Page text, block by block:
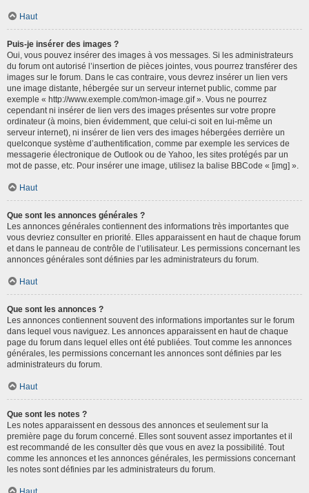
Haut
Puis-je insérer des images ?
Oui, vous pouvez insérer des images à vos messages. Si les administrateurs
du forum ont autorisé l’insertion de pièces jointes, vous pourrez transférer des
images sur le forum. Dans le cas contraire, vous devrez insérer un lien vers
une image distante, hébergée sur un serveur internet public, comme par
exemple « http://www.exemple.com/mon-image.gif ». Vous ne pourrez
cependant ni insérer de lien vers des images présentes sur votre propre
ordinateur (à moins, bien évidemment, que celui-ci soit en lui-même un
serveur internet), ni insérer de lien vers des images hébergées derrière un
quelconque système d’authentification, comme par exemple les services de
messagerie électronique de Outlook ou de Yahoo, les sites protégés par un
mot de passe, etc. Pour insérer une image, utilisez la balise BBCode « [img] ».
Haut
Que sont les annonces générales ?
Les annonces générales contiennent des informations très importantes que
vous devriez consulter en priorité. Elles apparaissent en haut de chaque forum
et dans le panneau de contrôle de l’utilisateur. Les permissions concernant les
annonces générales sont définies par les administrateurs du forum.
Haut
Que sont les annonces ?
Les annonces contiennent souvent des informations importantes sur le forum
dans lequel vous naviguez. Les annonces apparaissent en haut de chaque
page du forum dans lequel elles ont été publiées. Tout comme les annonces
générales, les permissions concernant les annonces sont définies par les
administrateurs du forum.
Haut
Que sont les notes ?
Les notes apparaissent en dessous des annonces et seulement sur la
première page du forum concerné. Elles sont souvent assez importantes et il
est recommandé de les consulter dès que vous en avez la possibilité. Tout
comme les annonces et les annonces générales, les permissions concernant
les notes sont définies par les administrateurs du forum.